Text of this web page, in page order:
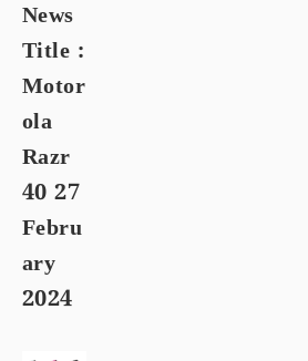
News
Title :
Motor
ola
Razr
40 27
Febru
ary
2024